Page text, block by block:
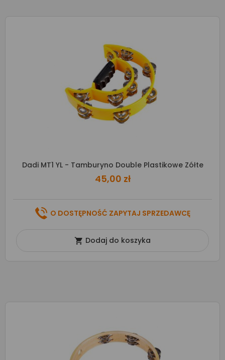
Dadi MT1 YL - Tamburyno Double Plastikowe Zółte
45,00 zł
O DOSTĘPNOŚĆ ZAPYTAJ SPRZEDAWCĘ
 Dodaj do koszyka